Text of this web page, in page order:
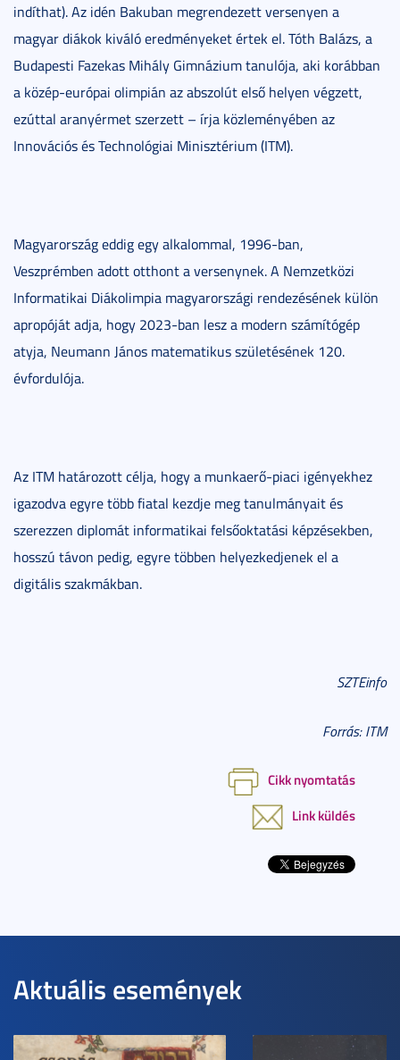
indíthat). Az idén Bakuban megrendezett versenyen a
magyar diákok kiváló eredményeket értek el. Tóth Balázs, a
Budapesti Fazekas Mihály Gimnázium tanulója, aki korábban
a közép-európai olimpián az abszolút első helyen végzett,
ezúttal aranyérmet szerzett – írja közleményében az
Innovációs és Technológiai Minisztérium (ITM).
Magyarország eddig egy alkalommal, 1996-ban,
Veszprémben adott otthont a versenynek. A Nemzetközi
Informatikai Diákolimpia magyarországi rendezésének külön
apropóját adja, hogy 2023-ban lesz a modern számítógép
atyja, Neumann János matematikus születésének 120.
évfordulója.
Az ITM határozott célja, hogy a munkaerő-piaci igényekhez
igazodva egyre több fiatal kezdje meg tanulmányait és
szerezzen diplomát informatikai felsőoktatási képzésekben,
hosszú távon pedig, egyre többen helyezkedjenek el a
digitális szakmákban.
SZTEinfo
Forrás: ITM
Cikk nyomtatás
Link küldés
Aktuális események